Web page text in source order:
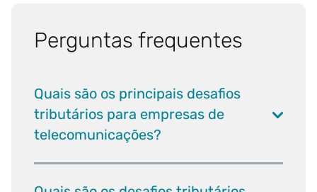
Perguntas frequentes
Quais são os principais desafios
tributários para empresas de
telecomunicações?